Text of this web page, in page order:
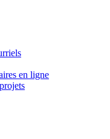
en ligne